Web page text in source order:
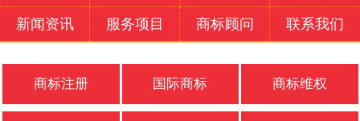
商标顾问
新闻资讯 服务项目 商标顾问 联系我们
商标注册 国际商标 商标维权